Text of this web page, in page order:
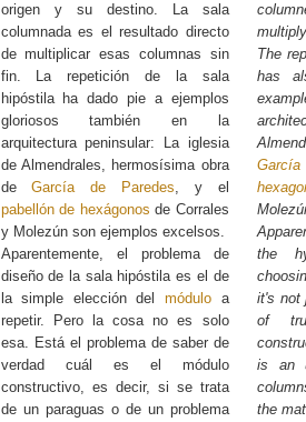
origen y su destino. La sala
columnada es el resultado directo
de multiplicar esas columnas sin
fin. La repetición de la sala
hipóstila ha dado pie a ejemplos
gloriosos también en la
arquitectura peninsular: La iglesia
de Almendrales, hermosísima obra
deGarcía de Paredes, y el
pabellón de hexágonos de Corrales
y Molezún son ejemplos excelsos.
Aparentemente, el problema de
diseño de la sala hipóstila es el de
la simple elección delmódulo a
repetir. Pero la cosa no es solo
esa. Está el problema de saber de
verdad cuál es el módulo
constructivo, es decir, si se trata
de un paraguas o de un problema
The
has
the
it's not
of
is an
the